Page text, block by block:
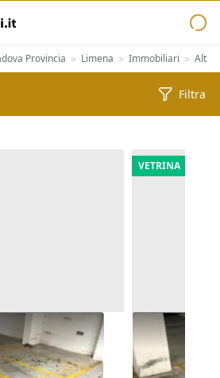
Provincia > Limena > Immobiliari > Altre
Filtra
221) in
VETRINA
Asta Posto
1.487 €